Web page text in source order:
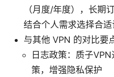
（月度/年度），长期
结合个人需求选择合适
与其他 VPN 的对比要
日志政策：质子
策，增强隐私保护